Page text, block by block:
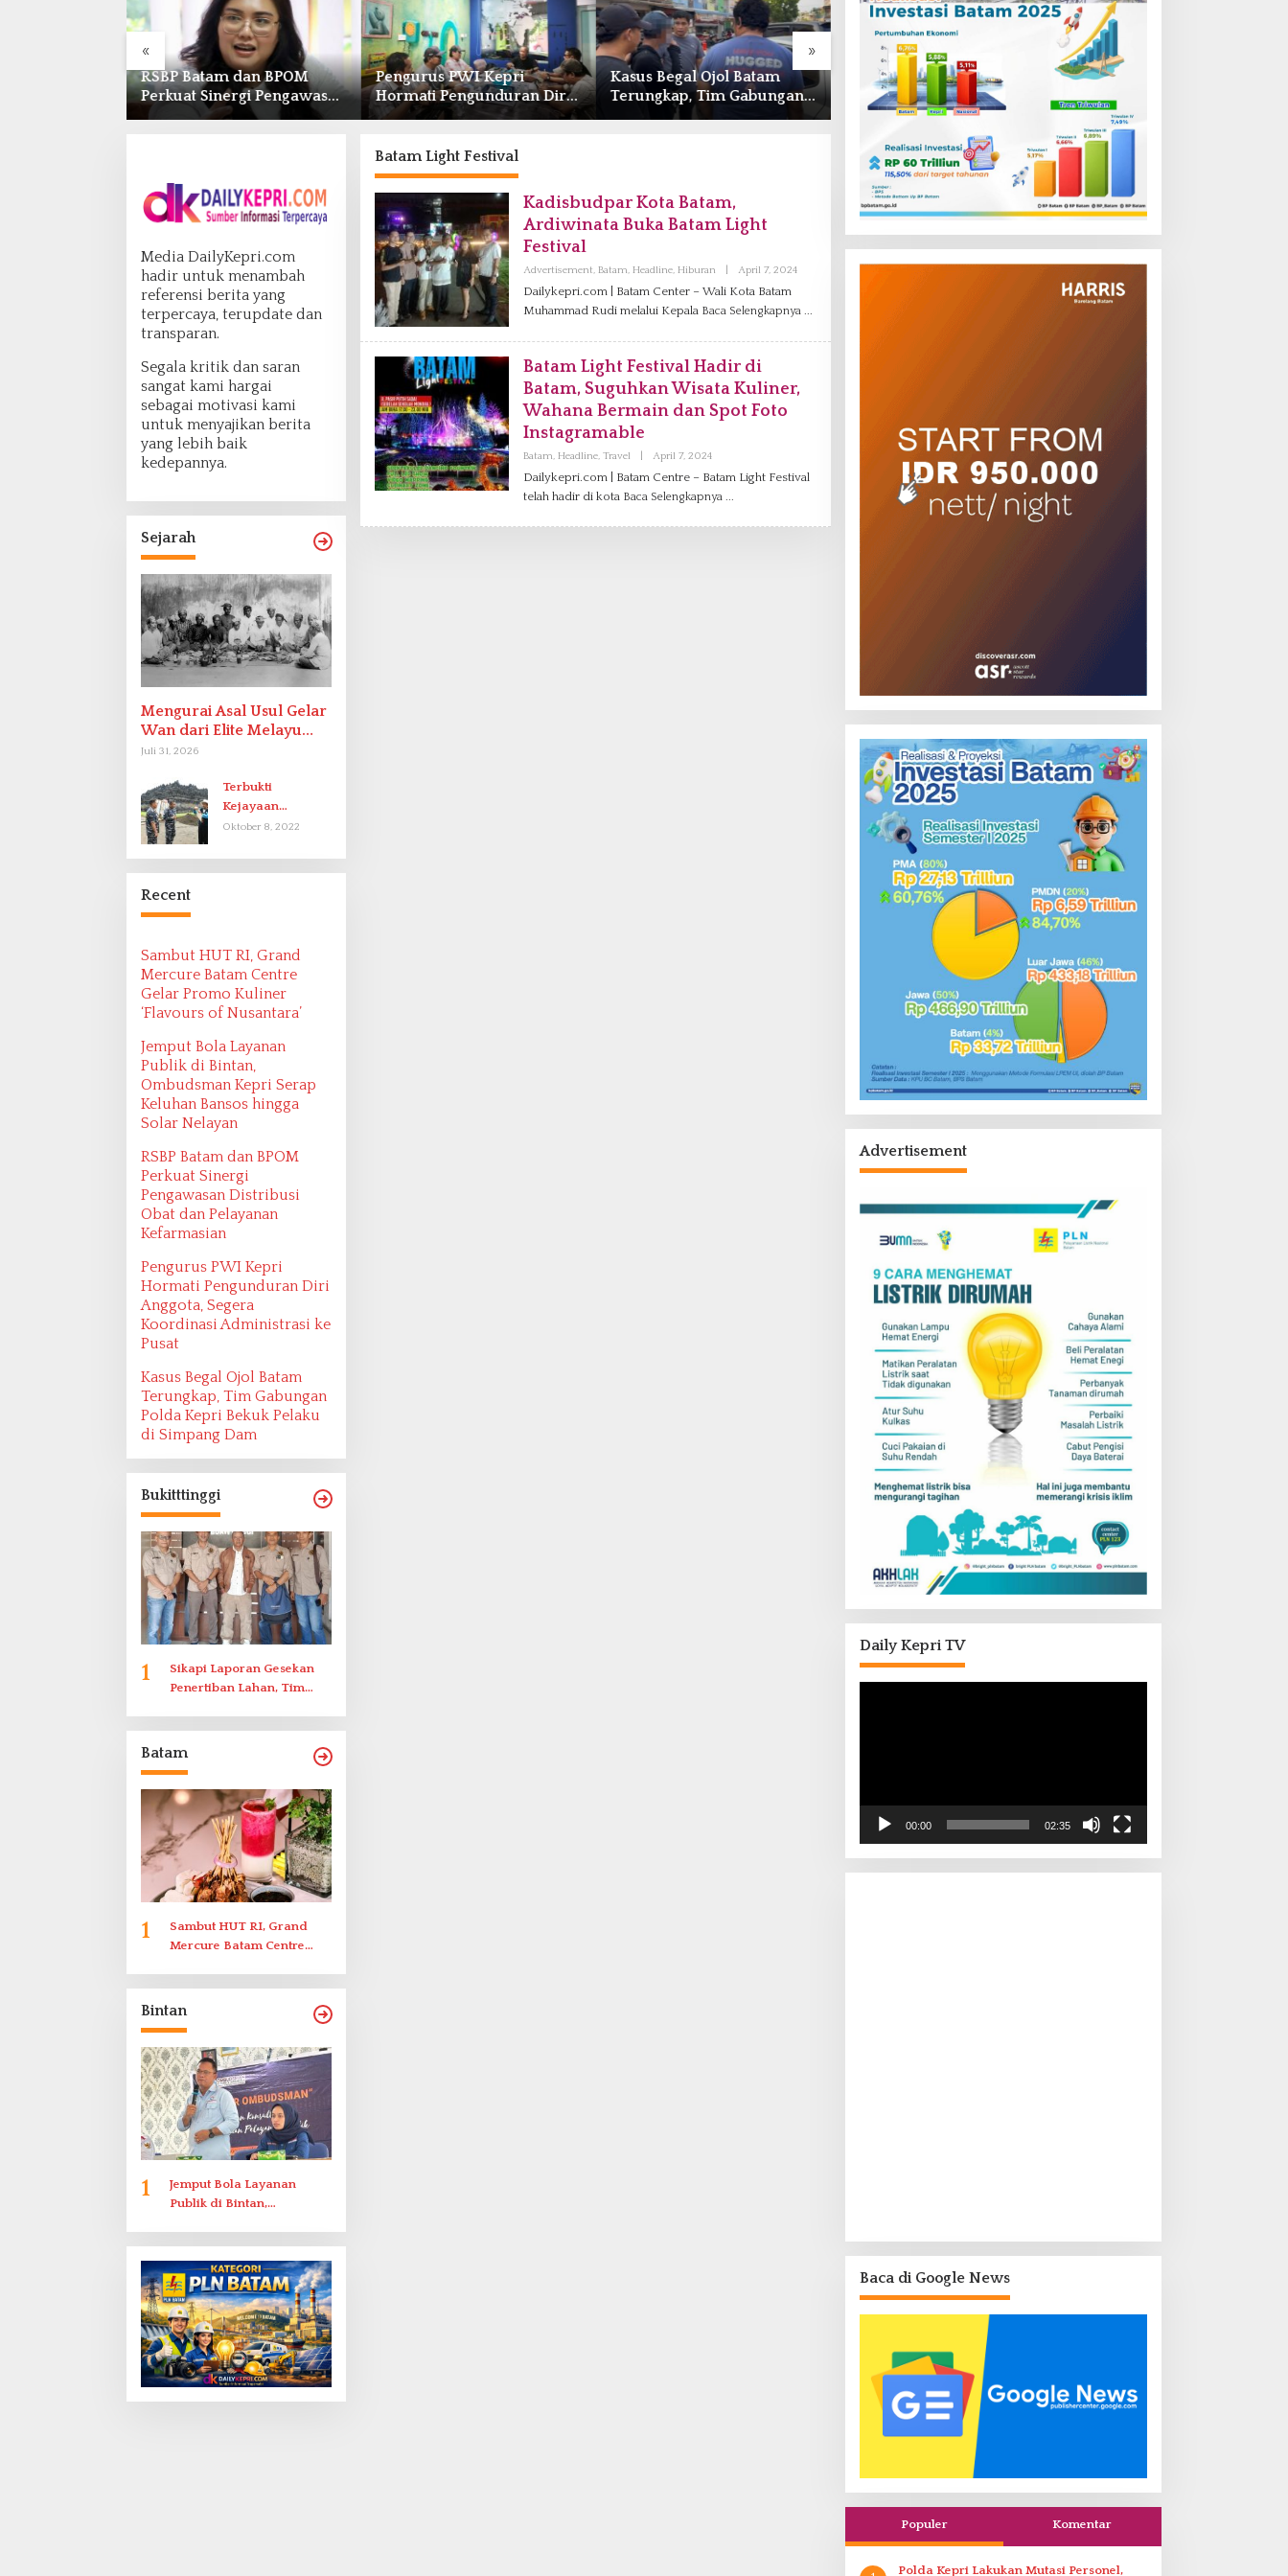
« »
RSBP Batam dan BPOM
Perkuat Sinergi Pengawasan
Distribusi Obat dan
Pengurus PWI Kepri
Hormati Pengunduran Diri
Anggota, Segera Koordinasi
Kasus Begal Ojol Batam
Terungkap, Tim Gabungan
Polda Kepri Bekuk Pelaku di
BP Batam Buka Layanan
Alokasi Tanah Reguler
Berbasis Digital Melalui LMS
Waspadai Modus Penipuan
Online, Disdukcapil Batam
Tegaskan Aktivasi IKD Wajib
Tatap Muka
Media DailyKepri.com
hadir untuk menambah
referensi berita yang
terpercaya, terupdate dan
transparan.
Segala kritik dan saran
sangat kami hargai
sebagai motivasi kami
untuk menyajikan berita
yang lebih baik
kedepannya.
Sejarah
Mengurai Asal Usul Gelar
Wan dari Elite Melayu
Hingga Populer di
Juli 31, 2026
Terbukti
Kejayaan
Indonesia pada
Oktober 8, 2022
Recent
Sambut HUT RI, Grand
Mercure Batam Centre
Gelar Promo Kuliner
‘Flavours of Nusantara’
Jemput Bola Layanan
Publik di Bintan,
Ombudsman Kepri Serap
Keluhan Bansos hingga
Solar Nelayan
RSBP Batam dan BPOM
Perkuat Sinergi
Pengawasan Distribusi
Obat dan Pelayanan
Kefarmasian
Pengurus PWI Kepri
Hormati Pengunduran Diri
Anggota, Segera
Koordinasi Administrasi ke
Pusat
Kasus Begal Ojol Batam
Terungkap, Tim Gabungan
Polda Kepri Bekuk Pelaku
di Simpang Dam
Bukitttinggi
1
Sikapi Laporan Gesekan
Penertiban Lahan, Tim
Batam
1
Sambut HUT RI, Grand
Mercure Batam Centre
Bintan
1
Jemput Bola Layanan
Publik di Bintan,
Solar Nelayan
Batam Light Festival
Kadisbudpar Kota Batam,
Ardiwinata Buka Batam Light
Festival
Advertisement, Batam, Headline, Hiburan April 7, 2024O
H
S
Dailykepri.com | Batam Center – Wali Kota Batam
Muhammad Rudi melalui Kepala Baca Selengkapnya
Batam Light Festival Hadir di
Batam, Suguhkan Wisata Kuliner,
Wahana Bermain dan Spot Foto
Instagramable
Batam, Headline, Travel April 7, 2024O
E
H
Dailykepri.com | Batam Centre – Batam Light Festival
telah hadir di kota Baca Selengkapnya
Advertisement
Daily Kepri TV
00:00 02:35
Baca di Google News
Populer Komentar
Polda Kepri Lakukan Mutasi Personel,